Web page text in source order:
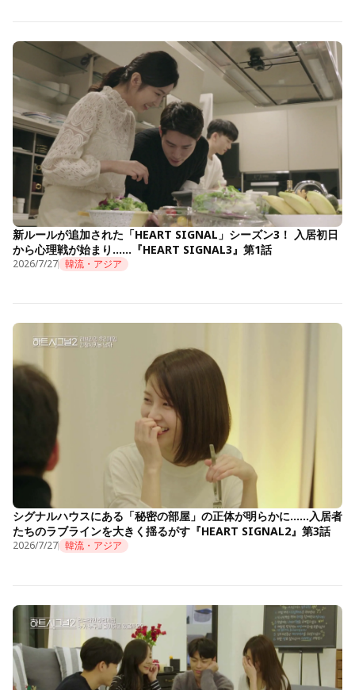
新ルールが追加された「HEART SIGNAL」シーズン3！ 入居初日
から心理戦が始まり……『HEART SIGNAL3』第1話
2026/7/27 韓流・アジア
シグナルハウスにある「秘密の部屋」の正体が明らかに……入居者
たちのラブラインを大きく揺るがす『HEART SIGNAL2』第3話
2026/7/27 韓流・アジア